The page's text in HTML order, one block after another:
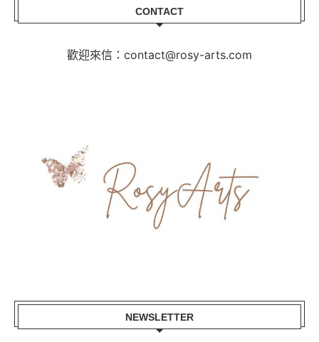
CONTACT
歡迎來信：contact@rosy-arts.com
NEWSLETTER